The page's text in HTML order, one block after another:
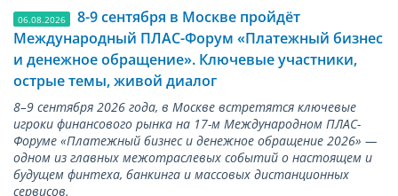
06.08.2026
8-9 сентября в Москве пройдёт
Международный ПЛАС-Форум «Платежный бизнес
и денежное обращение». Ключевые участники,
острые темы, живой диалог
8–9 сентября 2026 года, в Москве встретятся ключевые
игроки финансового рынка на 17-м Международном ПЛАС-
Форуме «Платежный бизнес и денежное обращение 2026» —
одном из главных межотраслевых событий о настоящем и
будущем финтеха, банкинга и массовых дистанционных
сервисов.